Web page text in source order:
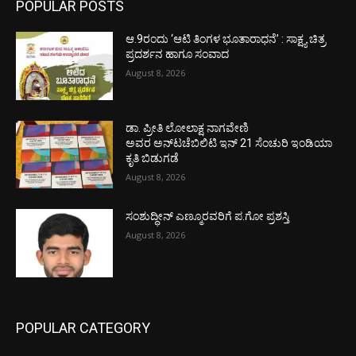
POPULAR POSTS
ಆ.9ರಂದು ‘ಆಟಿ ತಿಂಗಳ ಭೂತಾರಾಧನೆ’ : ಸಾಕ್ಷ್ಯ ಚಿತ್ರ
ಪ್ರದರ್ಶನ ಹಾಗೂ ಸಂವಾದ
August 8, 2026
ಡಾ. ಪ್ರೀತಿ ಲೋಲಾಕ್ಷ ನಾಗವೇಣಿ
ಅವರ ಅನ್‌ಟಚೆಬಿಲಿಟಿ ಇನ್ 21 ಸೆಂಚುರಿ ಇಂಡಿಯಾ
ಕೃತಿ ಬಿಡುಗಡೆ
August 8, 2026
ಸಂಶುದ್ಧೀನ್ ಎಣ್ಮೂರವರಿಗೆ ಪ.ಗೋ ಪ್ರಶಸ್ತಿ
August 8, 2026
POPULAR CATEGORY